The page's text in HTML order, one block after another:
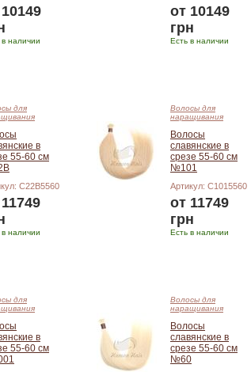
в наличии
от 10149
грн
Есть в наличии
для
в
55-60 см
C22B5560
в наличии
Волосы для
наращивания
Волосы
славянские в
срезе 55-60 см
№101
Артикул: C1015560
от 11749
грн
Есть в наличии
для
в
55-60 см
Волосы для
наращивания
Волосы
славянские в
срезе 55-60 см
№60